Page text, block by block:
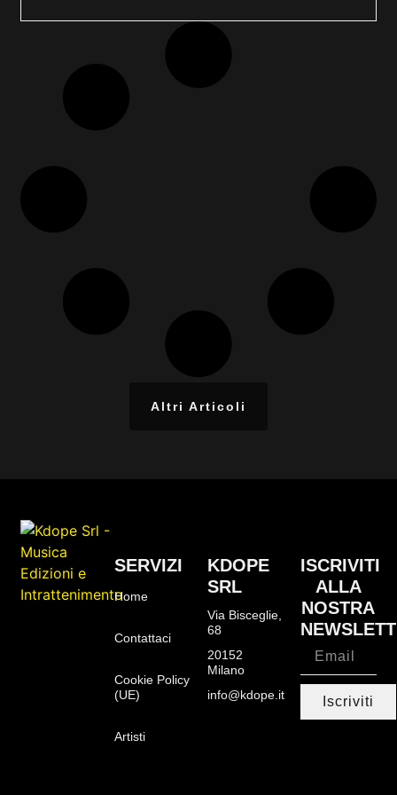
Altri Articoli
SERVIZI
Home
Contattaci
Cookie Policy
(UE)
Artisti
KDOPE
SRL
Via Bisceglie,
68
20152
Milano
info@kdope.it
ISCRIVITI
ALLA
NOSTRA
Iscriviti